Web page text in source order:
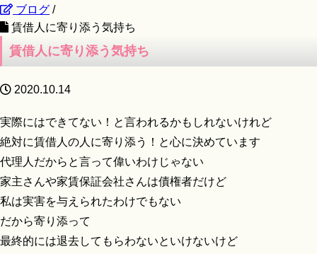
ブログ /
賃借人に寄り添う気持ち
賃借人に寄り添う気持ち
2020.10.14
実際にはできてない！と言われるかもしれないけれど
絶対に賃借人の人に寄り添う！と心に決めています
代理人だからと言って偉いわけじゃない
家主さんや家賃保証会社さんは債権者だけど
私は実害を与えられたわけでもない
だから寄り添って
最終的には退去してもらわないといけないけど